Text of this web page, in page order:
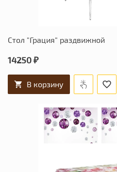
Стол "Грация" раздвижной
14250 ₽
В корзину